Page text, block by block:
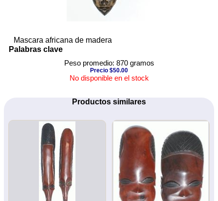
Mascara africana de madera
Palabras clave
Peso promedio: 870 gramos
Precio $50.00
No disponible en el stock
Productos similares